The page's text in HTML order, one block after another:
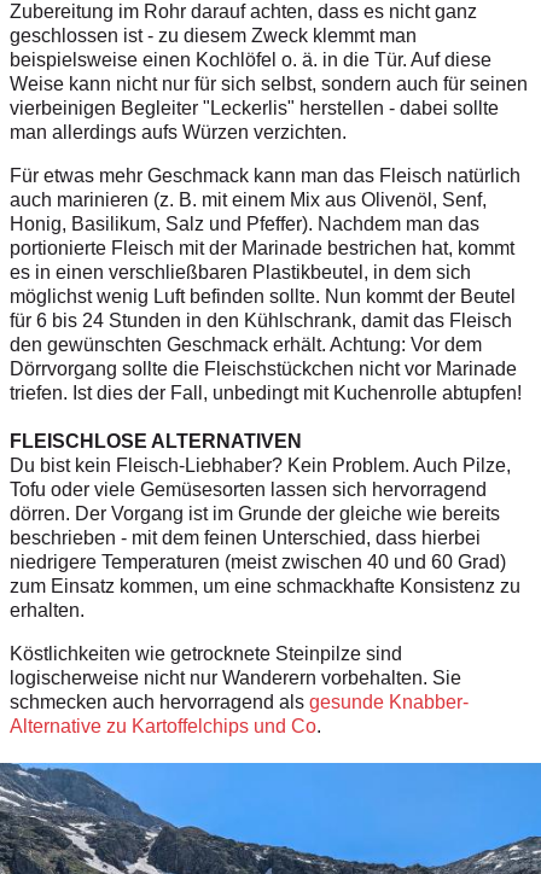
Zubereitung im Rohr darauf achten, dass es nicht ganz
geschlossen ist - zu diesem Zweck klemmt man
beispielsweise einen Kochlöfel o. ä. in die Tür. Auf diese
Weise kann nicht nur für sich selbst, sondern auch für seinen
vierbeinigen Begleiter "Leckerlis" herstellen - dabei sollte
man allerdings aufs Würzen verzichten.
Für etwas mehr Geschmack kann man das Fleisch natürlich
auch marinieren (z. B. mit einem Mix aus Olivenöl, Senf,
Honig, Basilikum, Salz und Pfeffer). Nachdem man das
portionierte Fleisch mit der Marinade bestrichen hat, kommt
es in einen verschließbaren Plastikbeutel, in dem sich
möglichst wenig Luft befinden sollte. Nun kommt der Beutel
für 6 bis 24 Stunden in den Kühlschrank, damit das Fleisch
den gewünschten Geschmack erhält. Achtung: Vor dem
Dörrvorgang sollte die Fleischstückchen nicht vor Marinade
triefen. Ist dies der Fall, unbedingt mit Kuchenrolle abtupfen!
FLEISCHLOSE ALTERNATIVEN
Du bist kein Fleisch-Liebhaber? Kein Problem. Auch Pilze,
Tofu oder viele Gemüsesorten lassen sich hervorragend
dörren. Der Vorgang ist im Grunde der gleiche wie bereits
beschrieben - mit dem feinen Unterschied, dass hierbei
niedrigere Temperaturen (meist zwischen 40 und 60 Grad)
zum Einsatz kommen, um eine schmackhafte Konsistenz zu
erhalten.
Köstlichkeiten wie getrocknete Steinpilze sind
logischerweise nicht nur Wanderern vorbehalten. Sie
schmecken auch hervorragend als gesunde Knabber-
Alternative zu Kartoffelchips und Co.